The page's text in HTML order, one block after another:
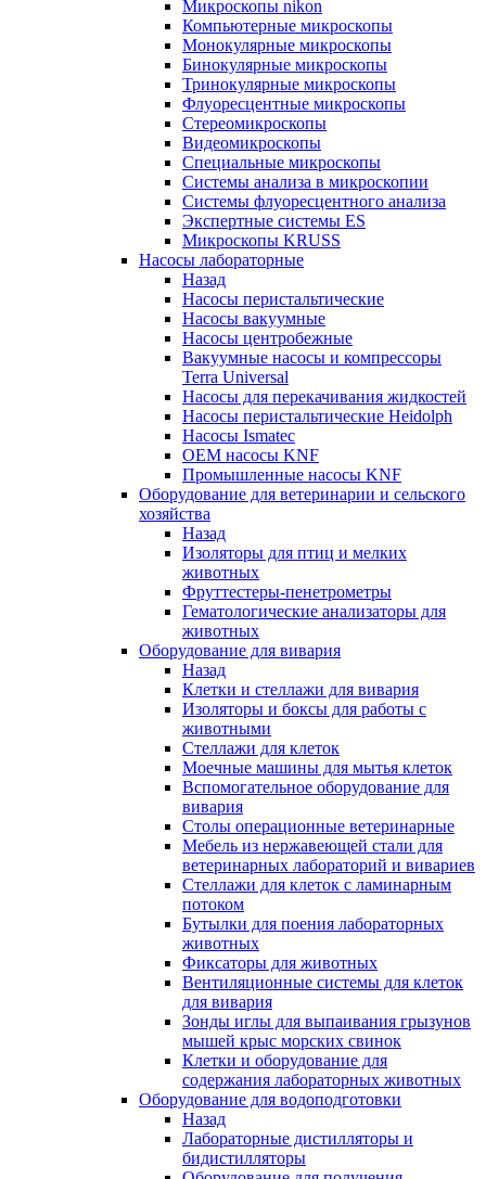
Микроскопы nikon
Компьютерные микроскопы
Монокулярные микроскопы
Бинокулярные микроскопы
Тринокулярные микроскопы
Флуоресцентные микроскопы
Стереомикроскопы
Видеомикроскопы
Специальные микроскопы
Системы анализа в микроскопии
Системы флуоресцентного анализа
Экспертные системы ES
Микроскопы KRUSS
Насосы лабораторные
Назад
Насосы перистальтические
Насосы вакуумные
Насосы центробежные
Вакуумные насосы и компрессоры
Terra Universal
Насосы для перекачивания жидкостей
Насосы перистальтические Heidolph
Насосы Ismatec
OEM насосы KNF
Промышленные насосы KNF
Оборудование для ветеринарии и сельского
хозяйства
Назад
Изоляторы для птиц и мелких
животных
Фруттестеры-пенетрометры
Гематологические анализаторы для
животных
Оборудование для вивария
Назад
Клетки и стеллажи для вивария
Изоляторы и боксы для работы с
животными
Стеллажи для клеток
Моечные машины для мытья клеток
Вспомогательное оборудование для
вивария
Столы операционные ветеринарные
Мебель из нержавеющей стали для
ветеринарных лабораторий и вивариев
Стеллажи для клеток с ламинарным
потоком
Бутылки для поения лабораторных
животных
Фиксаторы для животных
Вентиляционные системы для клеток
для вивария
Зонды иглы для выпаивания грызунов
мышей крыс морских свинок
Клетки и оборудование для
содержания лабораторных животных
Оборудование для водоподготовки
Назад
Лабораторные дистилляторы и
бидистилляторы